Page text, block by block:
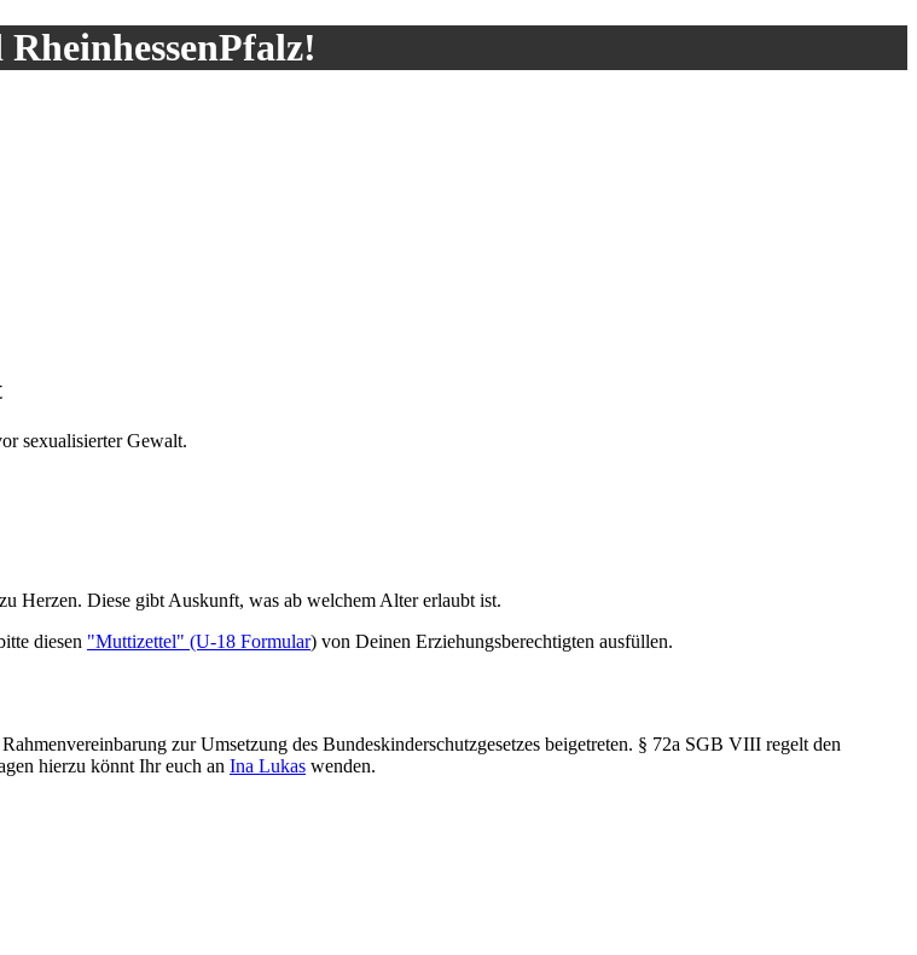
sexualisierter Gewalt.
zu Herzen. Diese gibt Auskunft, was ab welchem Alter erlaubt ist.
diesen "Muttizettel" (U-18 Formular) von Deinen Erziehungsberechtigten ausfüllen.
zur Umsetzung des Bundeskinderschutzgesetzes beigetreten. § 72a SGB VIII regelt den
hierzu könnt Ihr euch an Ina Lukas wenden.